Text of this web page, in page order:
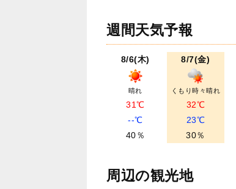
週間天気予報
8/6(木)
晴れ
31℃
--℃
40％
8/7(金)
くもり時々晴れ
32℃
23℃
30％
周辺の観光地